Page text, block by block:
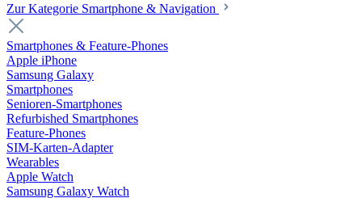
Zur Kategorie Smartphone & Navigation
Smartphones & Feature-Phones
Apple iPhone
Samsung Galaxy
Smartphones
Senioren-Smartphones
Refurbished Smartphones
Feature-Phones
SIM-Karten-Adapter
Wearables
Apple Watch
Samsung Galaxy Watch